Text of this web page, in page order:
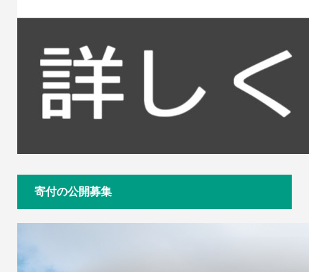
寄付の公開募集